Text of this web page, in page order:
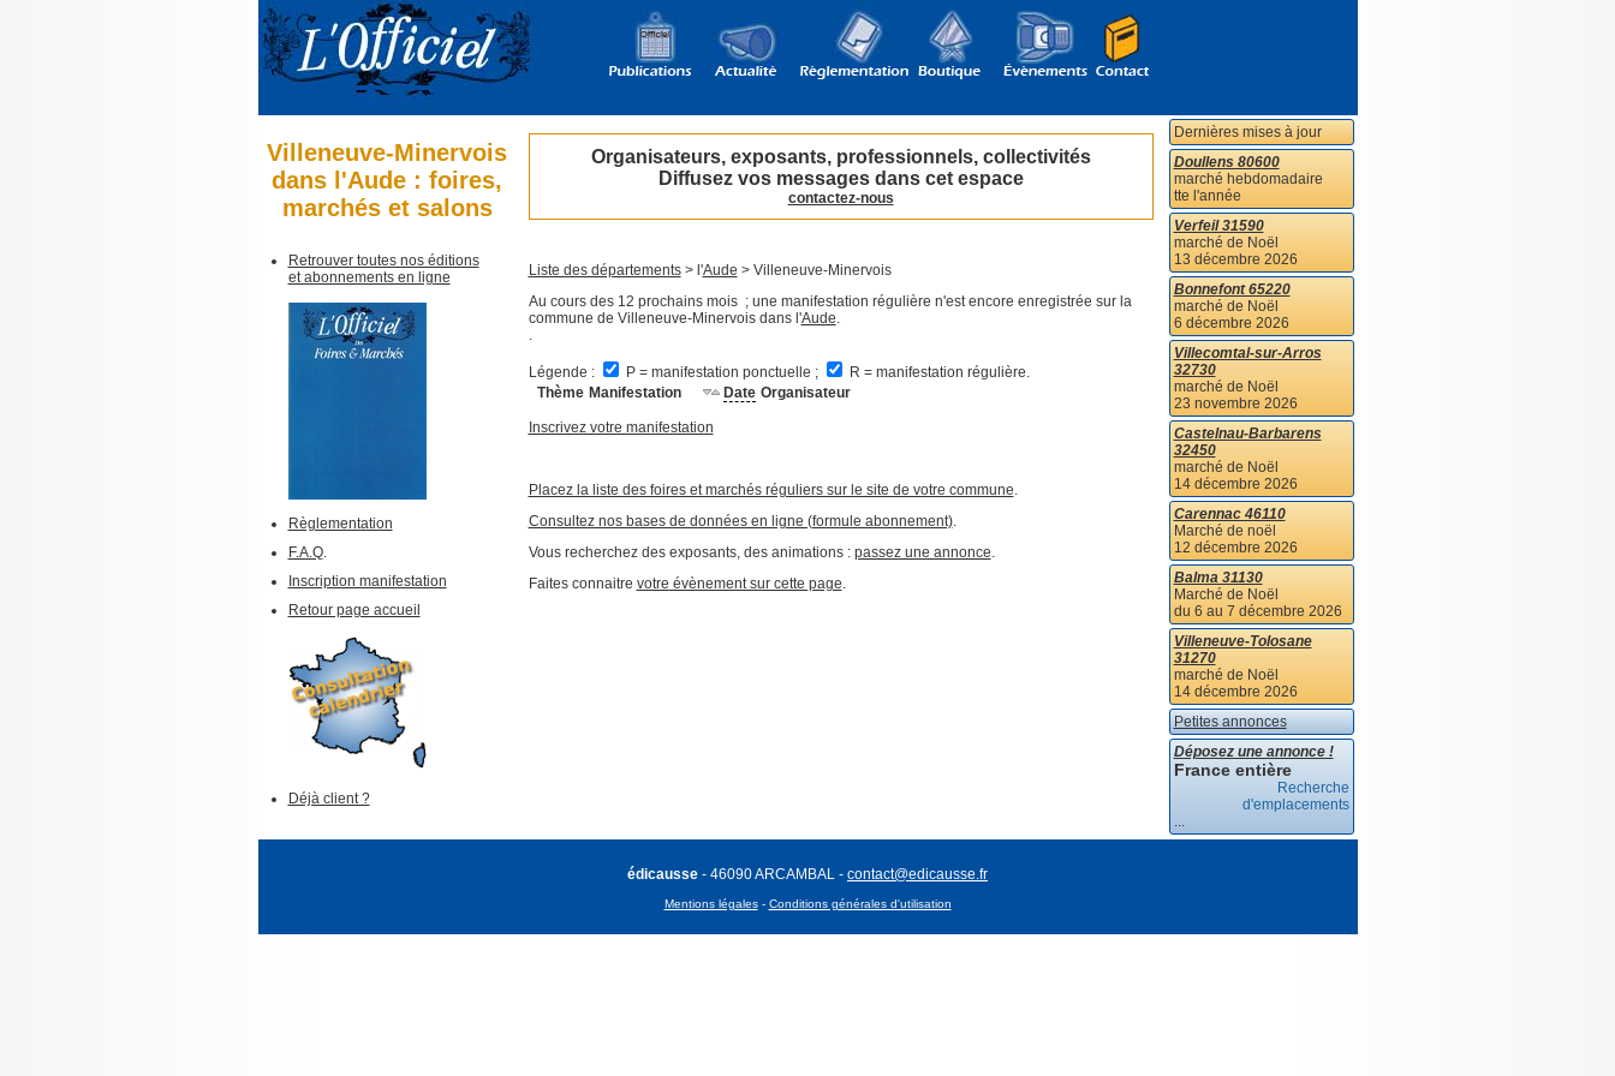
Villeneuve-Minervois
dans l'Aude : foires,
marchés et salons
Retrouver toutes nos éditions
et abonnements en ligne
Règlementation
F.A.Q.
Inscription manifestation
Retour page accueil
Déjà client ?
Organisateurs, exposants, professionnels, collectivités
Diffusez vos messages dans cet espace
contactez-nous
Liste des départements> l'Aude > Villeneuve-Minervois
Au cours des 12 prochains mois ; une manifestation régulière n'est encore enregistrée sur la
commune de Villeneuve-Minervois dans l'Aude.
.
Légende : P = manifestation ponctuelle ;
R = manifestation régulière.
Thème Manifestation Date Organisateur
Inscrivez votre manifestation
Placez la liste des foires et marchés réguliers sur le site de votre commune.
Consultez nos bases de données en ligne (formule abonnement).
Vous recherchez des exposants, des animations : passez une annonce.
Faites connaitre votre évènement sur cette page.
Dernières mises à jour
Doullens 80600
marché hebdomadaire
tte l'année
Verfeil 31590
marché de Noël
13 décembre 2026
Bonnefont 65220
marché de Noël
6 décembre 2026
Villecomtal-sur-Arros
32730
marché de Noël
23 novembre 2026
Castelnau-Barbarens
32450
marché de Noël
14 décembre 2026
Carennac 46110
Marché de noël
12 décembre 2026
Balma 31130
Marché de Noël
du 6 au 7 décembre 2026
Villeneuve-Tolosane
31270
marché de Noël
14 décembre 2026
Petites annonces
Déposez une annonce !
France entière
Recherche
d'emplacements
...
édicausse - 46090 ARCAMBAL - contact@edicausse.fr
Mentions légales- Conditions générales d'utilisation